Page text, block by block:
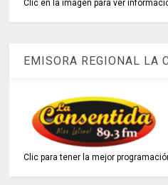
Clic en la imagen para ver
EMISORA REGIONAL LA
Clic para tener la mejor